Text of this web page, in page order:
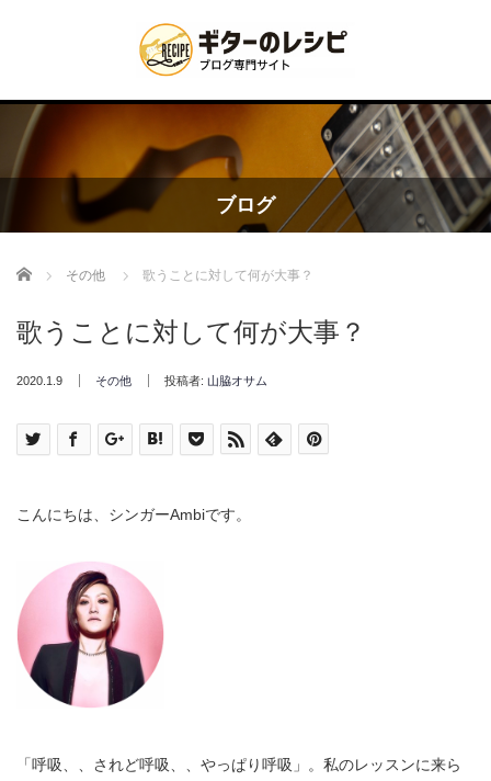
ブログ
Home その他 歌うことに対して何が大事？
歌うことに対して何が大事？
2020.1.9 その他 投稿者: 山脇オサム
こんにちは、シンガーAmbiです。
「呼吸、、されど呼吸、、やっぱり呼吸」。私のレッスンに来ら